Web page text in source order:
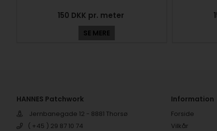
150 DKK pr. meter
SE MERE
HANNES Patchwork
Jernbanegade 12 - 8881 Thorsø
( +45 ) 29 87 10 74
Information
Forside
Vilkår